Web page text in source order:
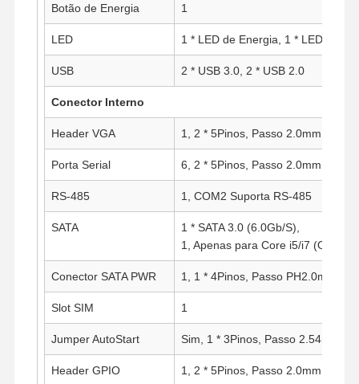
Botão de Energia 1
LED 1 * LED de Energia, 1 * LED de
USB 2 * USB 3.0, 2 * USB 2.0
Conector Interno
Header VGA 1, 2 * 5Pinos, Passo 2.0mm
Porta Serial 6, 2 * 5Pinos, Passo 2.0mm
RS-485 1, COM2 Suporta RS-485
SATA
1 * SATA 3.0 (6.0Gb/S),
1, Apenas para Core i5/i7
Conector SATA PWR 1, 1 * 4Pinos, Passo PH2.0mm
Slot SIM 1
Jumper AutoStart Sim, 1 * 3Pinos, Passo 2.54mm
Header GPIO 1, 2 * 5Pinos, Passo 2.0mm